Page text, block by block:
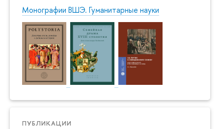
Монографии ВШЭ. Гуманитарные науки
ПУБЛИКАЦИИ